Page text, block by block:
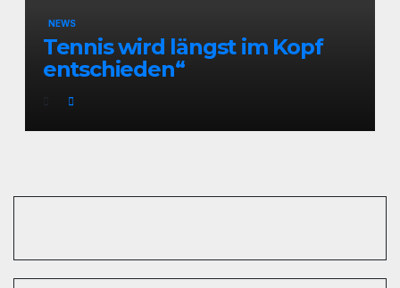
NEWS
Tennis wird längst im Kopf
entschieden“